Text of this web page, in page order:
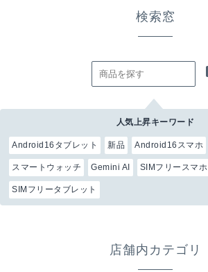
検索窓
人気上昇キーワード
Android16タブレット 新品 Android16スマホ
スマートウォッチ Gemini AI SIMフリースマホ
SIMフリータブレット
店舗内カテゴリ